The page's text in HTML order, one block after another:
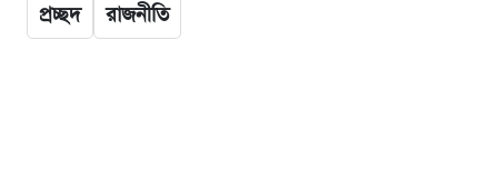
প্রচ্ছদ রাজনীতি